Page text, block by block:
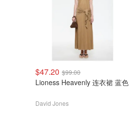
$47.20 $99.00
Lioness Heavenly 连衣裙 蓝色
David Jones